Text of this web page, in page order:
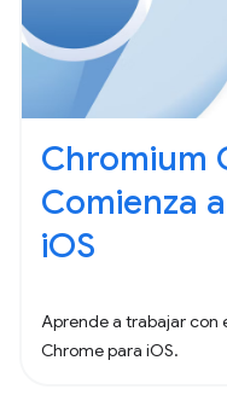
Chromium
Comienza
iOS
Aprende a trabajar con
Chrome para iOS.